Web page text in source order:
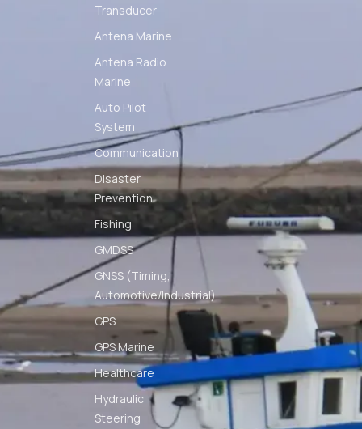
Transducer
Antena Marine
Antena Radio
Marine
Auto Pilot
System
Communication
Disaster
Prevention
Fishing
GMDSS
GNSS (Timing,
Automotive/Industrial)
GPS
GPS Marine
Healthcare
Hydraulic
Steering